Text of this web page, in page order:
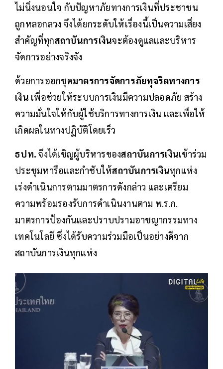
ไม่นิ่งนอนใจ กับปัญหาภัยทางการเงินที่ประชาชน
ถูกหลอกลวง จึงได้ยกระดับให้เรื่องนี้เป็นความเสี่ยง
สำคัญที่ทุกสถาบันการเงินจะต้องดูแลและบริหาร
จัดการอย่างจริงจัง
ด้วยการออกชุดมาตรการจัดการภัยทุจริตทางการ
เงิน เพื่อช่วยให้ระบบการเงินมีความปลอดภัย สร้าง
ความมั่นใจให้กับผู้ใช้บริการทางการเงิน และเพื่อให้
เกิดผลในทางปฏิบัติโดยเร็ว
ธปท.จึงได้เชิญผู้บริหารของสถาบันการเงินเข้าร่วม
ประชุมหารือและกำชับให้สถาบันการเงินทุกแห่ง
เร่งดำเนินการตามมาตรการดังกล่าว และเตรียม
ความพร้อมรองรับการดำเนินงานตาม พ.ร.ก.
มาตรการป้องกันและปราบปรามอาชญากรรมทาง
เทคโนโลยี ซึ่งได้รับความร่วมมือเป็นอย่างดีจาก
สถาบันการเงินทุกแห่ง